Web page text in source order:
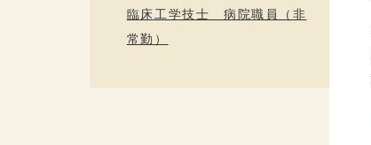
臨床工学技士 病院職員（非
常勤）